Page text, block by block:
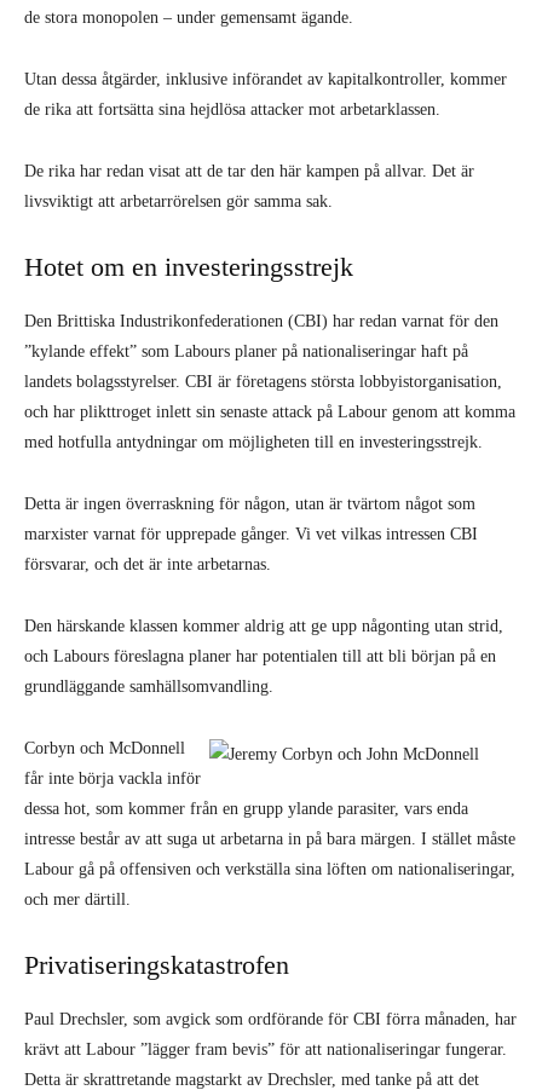
de stora monopolen – under gemensamt ägande.
Utan dessa åtgärder, inklusive införandet av kapitalkontroller, kommer
de rika att fortsätta sina hejdlösa attacker mot arbetarklassen.
De rika har redan visat att de tar den här kampen på allvar. Det är
livsviktigt att arbetarrörelsen gör samma sak.
Hotet om en investeringsstrejk
Den Brittiska Industrikonfederationen (CBI) har redan varnat för den
”kylande effekt” som Labours planer på nationaliseringar haft på
landets bolagsstyrelser. CBI är företagens största lobbyistorganisation,
och har plikttroget inlett sin senaste attack på Labour genom att komma
med hotfulla antydningar om möjligheten till en investeringsstrejk.
Detta är ingen överraskning för någon, utan är tvärtom något som
marxister varnat för upprepade gånger. Vi vet vilkas intressen CBI
försvarar, och det är inte arbetarnas.
Den härskande klassen kommer aldrig att ge upp någonting utan strid,
och Labours föreslagna planer har potentialen till att bli början på en
grundläggande samhällsomvandling.
Corbyn och McDonnell
får inte börja vackla inför
dessa hot, som kommer från en grupp ylande parasiter, vars enda
intresse består av att suga ut arbetarna in på bara märgen. I stället måste
Labour gå på offensiven och verkställa sina löften om nationaliseringar,
och mer därtill.
Privatiseringskatastrofen
Paul Drechsler, som avgick som ordförande för CBI förra månaden, har
krävt att Labour ”lägger fram bevis” för att nationaliseringar fungerar.
Detta är skrattretande magstarkt av Drechsler, med tanke på att det